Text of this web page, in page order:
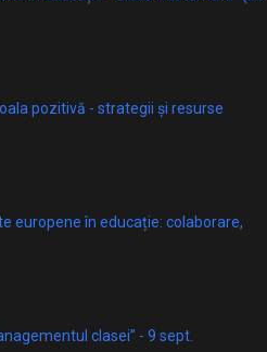
pozitivă - strategii și resurse
europene în educație: colaborare,
clasei” - 9 sept.